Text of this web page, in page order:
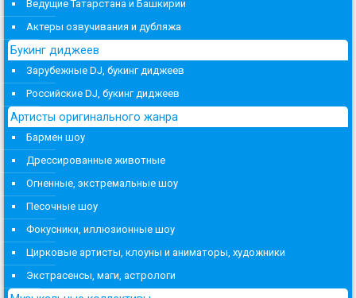
Ведущие Татарстана и Башкирии
Актеры озвучивания и дубляжа
Букинг диджеев
Зарубежные DJ, букинг диджеев
Российские DJ, букинг диджеев
Артисты оригинального жанра
Бармен шоу
Дрессированные животные
Огненные, экстремальные шоу
Песочные шоу
Фокусники, иллюзионные шоу
Цирковые артисты, клоуны и аниматоры, художники
Экстрасенсы, маги, астрологи